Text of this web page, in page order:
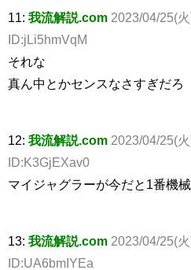
11: 我流解説.com 2023/04/25(
ID:jLi5hmVqM
それな
真ん中とかセンスなさすぎだろ
12: 我流解説.com 2023/04/25(
ID:K3GjEXav0
マイジャグラーが今だと1番機
13: 我流解説.com 2023/04/25(
ID:UA6bmIYEa